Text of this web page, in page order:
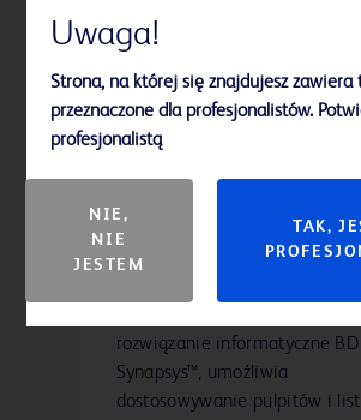
Zarządzanie
pracy
wszystkich etapach pracy
BD Bruker MALDI Biotyper®
rozwiązanie informatyczne BD
Synapsys™, umożliwia
dostosowywanie pulpitów i list
Uwaga!
Strona, na której się znajdujesz zawiera
przeznaczone dla profesjonalistów.
profesjonalistą
NIE,
NIE
JESTEM
TAK,